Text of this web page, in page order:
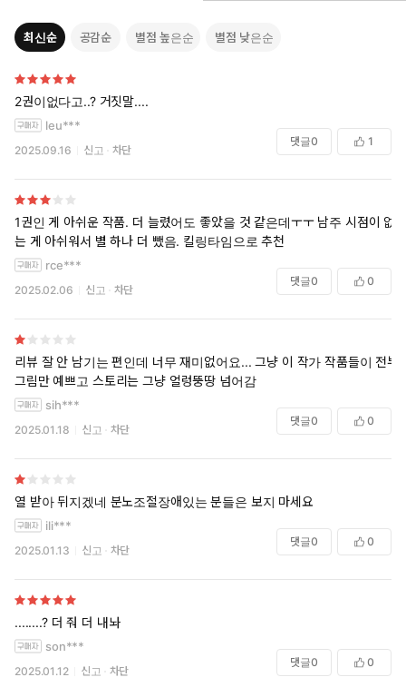
최신순 공감순 별점 높은순 별점 낮은순
2권이없다고..? 거짓말....
leu***
2025.09.16 신고 차단
댓글0 1
1권인 게 아쉬운 작품. 더 늘렸어도 좋았을 것 같은데ㅜㅜ 남주 시점이 없
는 게 아쉬워서 별 하나 더 뺐음. 킬링타임으로 추천
rce***
2025.02.06 신고 차단
댓글0 0
리뷰 잘 안 남기는 편인데 너무 재미없어요... 그냥 이 작가 작품들이 전부
그림만 예쁘고 스토리는 그냥 얼렁뚱땅 넘어감
sih***
2025.01.18 신고 차단
댓글0 0
열 받아 뒤지겠네 분노조절장애있는 분들은 보지 마세요
ili***
2025.01.13 신고 차단
댓글0 0
........? 더 줘 더 내놔
son***
2025.01.12 신고 차단
댓글0 0